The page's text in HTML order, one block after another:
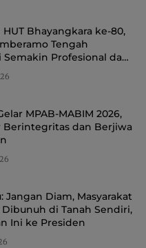
Bhayangkara ke-80,
Tengah
Semakin Profesional dan
MPAB-MABIM 2026,
Berintegritas dan Berjiwa
Jangan Diam, Masyarakat
Dibunuh di Tanah Sendiri,
Ini ke Presiden